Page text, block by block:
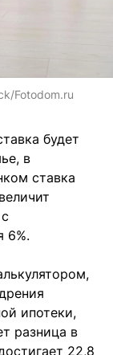
Fotodom.ru
будет
в
ставка
6%.
ипотеки,
разница в
22,8